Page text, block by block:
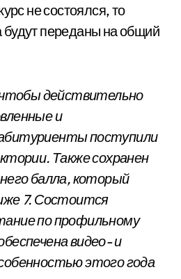
не состоялся, то
переданы на общий
чтобы действительно
и
поступили
Также сохранен
балла, который
7. Состоится
по профильному
видео- и
этого года